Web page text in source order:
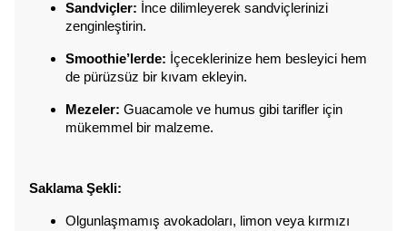
Sandviçler: İnce dilimleyerek sandviçlerinizi
zenginleştirin.
Smoothie’lerde: İçeceklerinize hem besleyici hem
de pürüzsüz bir kıvam ekleyin.
Mezeler: Guacamole ve humus gibi tarifler için
mükemmel bir malzeme.
Saklama Şekli:
Olgunlaşmamış avokadoları, limon veya kırmızı